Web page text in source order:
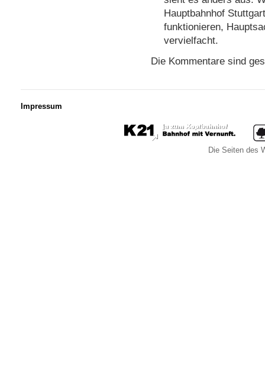
Hauptbahnhof
funktionieren,
vervielfacht.
Die Kommentare sind
Impressum
Die Seiten des